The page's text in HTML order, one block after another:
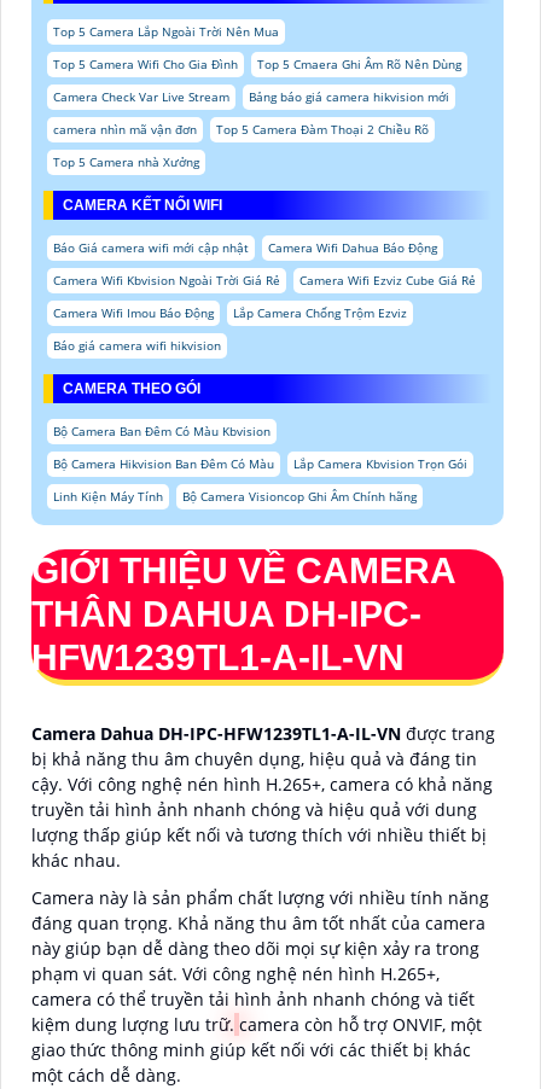
Top 5 Camera Lắp Ngoài Trời Nên Mua
Top 5 Camera Wifi Cho Gia Đình
Top 5 Cmaera Ghi Âm Rõ Nên Dùng
Camera Check Var Live Stream
Bảng báo giá camera hikvision mới
camera nhìn mã vận đơn
Top 5 Camera Đàm Thoại 2 Chiều Rõ
Top 5 Camera nhà Xưởng
CAMERA KẾT NỐI WIFI
Báo Giá camera wifi mới cập nhật
Camera Wifi Dahua Báo Động
Camera Wifi Kbvision Ngoài Trời Giá Rẻ
Camera Wifi Ezviz Cube Giá Rẻ
Camera Wifi Imou Báo Động
Lắp Camera Chống Trộm Ezviz
Báo giá camera wifi hikvision
CAMERA THEO GÓI
Bộ Camera Ban Đêm Có Màu Kbvision
Bộ Camera Hikvision Ban Đêm Có Màu
Lắp Camera Kbvision Trọn Gói
Linh Kiện Máy Tính
Bộ Camera Visioncop Ghi Âm Chính hãng
GIỚI THIỆU VỀ CAMERA
THÂN DAHUA DH-IPC-
HFW1239TL1-A-IL-VN
Camera Dahua DH-IPC-HFW1239TL1-A-IL-VN được trang
bị khả năng thu âm chuyên dụng, hiệu quả và đáng tin
cậy. Với công nghệ nén hình H.265+, camera có khả năng
truyền tải hình ảnh nhanh chóng và hiệu quả với dung
lượng thấp giúp kết nối và tương thích với nhiều thiết bị
khác nhau.
Camera này là sản phẩm chất lượng với nhiều tính năng
đáng quan trọng. Khả năng thu âm tốt nhất của camera
này giúp bạn dễ dàng theo dõi mọi sự kiện xảy ra trong
phạm vi quan sát. Với công nghệ nén hình H.265+,
camera có thể truyền tải hình ảnh nhanh chóng và tiết
kiệm dung lượng lưu trữ. camera còn hỗ trợ ONVIF, một
giao thức thông minh giúp kết nối với các thiết bị khác
một cách dễ dàng.